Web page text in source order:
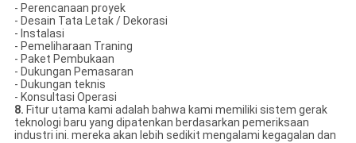
- Perencanaan proyek
- Desain Tata Letak / Dekorasi
- Instalasi
- Pemeliharaan Traning
- Paket Pembukaan
- Dukungan Pemasaran
- Dukungan teknis
- Konsultasi Operasi
8. Fitur utama kami adalah bahwa kami memiliki sistem gerak
teknologi baru yang dipatenkan berdasarkan pemeriksaan
industri ini. mereka akan lebih sedikit mengalami kegagalan dan